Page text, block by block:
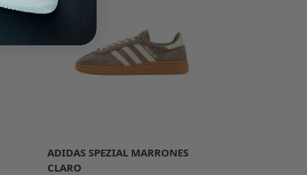
ADIDAS SPEZIAL MARRONES
CLARO